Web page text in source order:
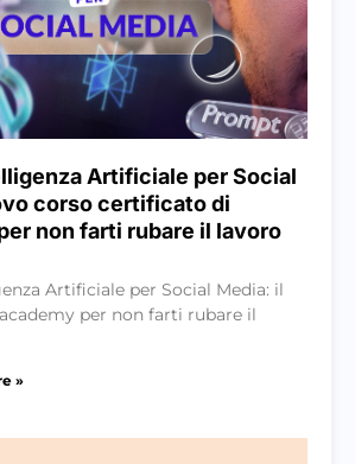
Artificiale per Social
corso certificato di
non farti rubare il lavoro
Artificiale per Social Media: il
per non farti rubare il
»